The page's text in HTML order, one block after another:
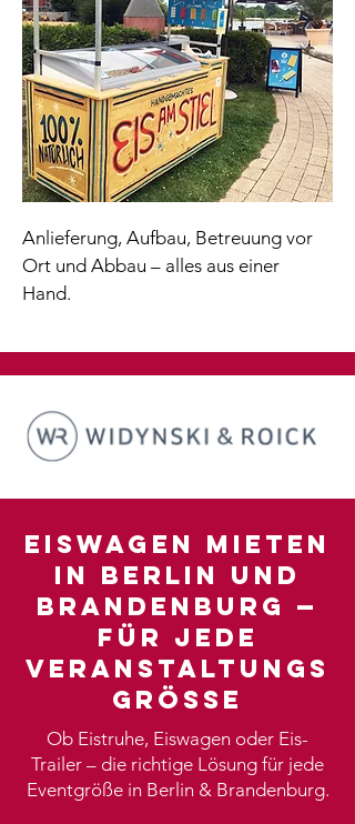
Anlieferung, Aufbau, Betreuung vor
Ort und Abbau – alles aus einer
Hand.
Eiswagen mieten
in Berlin und
Brandenburg —
für jede
Veranstaltungs
grösse
Ob Eistruhe, Eiswagen oder Eis-
Trailer – die richtige Lösung für jede
Eventgröße in Berlin & Brandenburg.